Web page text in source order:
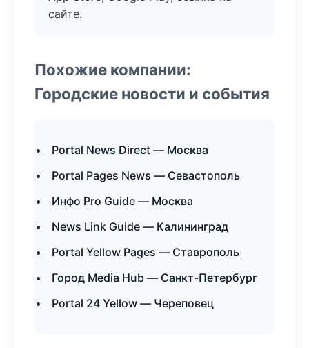
сайте.
Похожие компании:
Городские новости и события
Portal News Direct — Москва
Portal Pages News — Севастополь
Инфо Pro Guide — Москва
News Link Guide — Калининград
Portal Yellow Pages — Ставрополь
Город Media Hub — Санкт-Петербург
Portal 24 Yellow — Череповец